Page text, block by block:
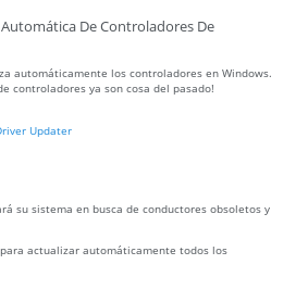
De Controladores De
automáticamente los controladores en Windows.
controladores ya son cosa del pasado!
Updater
su sistema en busca de conductores obsoletos y
actualizar automáticamente todos los